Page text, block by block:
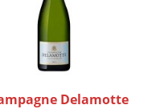
Delamotte